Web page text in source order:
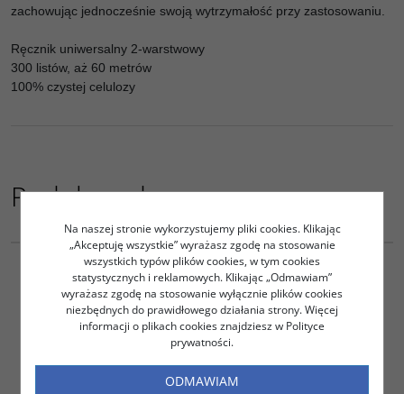
zachowując jednocześnie swoją wytrzymałość przy zastosowaniu.
Ręcznik uniwersalny 2-warstwowy
300 listów, aż 60 metrów
100% czystej celulozy
Podobne do
RĘCZNIK PAPIEROWY CELULOZOWY TIRA
11.75PLNnetto
14.45PLN brutto
DO KOSZYKA
Na naszej stronie wykorzystujemy pliki cookies. Klikając
„Akceptuję wszystkie” wyrażasz zgodę na stosowanie
wszystkich typów plików cookies, w tym cookies
statystycznych i reklamowych. Klikając „Odmawiam”
wyrażasz zgodę na stosowanie wyłącznie plików cookies
niezbędnych do prawidłowego działania strony. Więcej
informacji o plikach cookies znajdziesz w Polityce
prywatności.
ODMAWIAM